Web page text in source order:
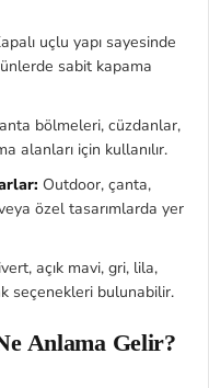
uçlu yapı sayesinde
sabit kapama
bölmeleri, cüzdanlar,
alanları için kullanılır.
Outdoor, çanta,
özel tasarımlarda yer
açık mavi, gri, lila,
seçenekleri bulunabilir.
Anlama Gelir?